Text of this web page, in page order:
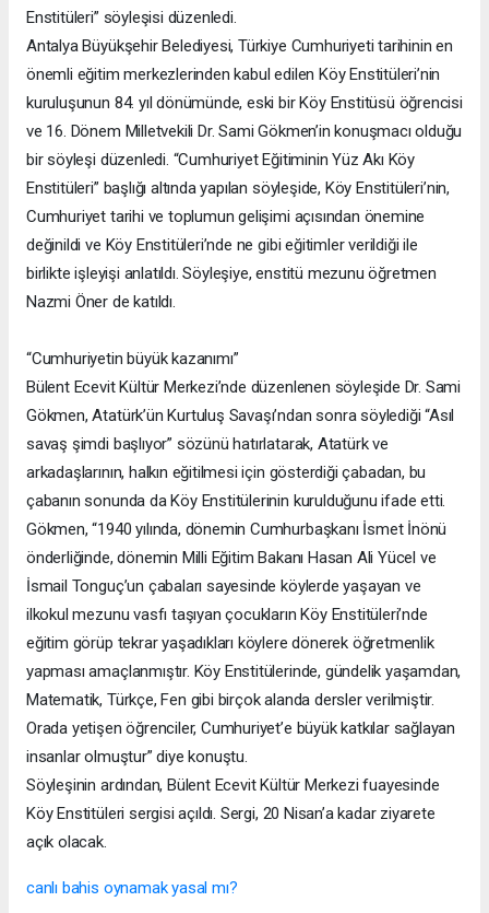
Enstitüleri” söyleşisi düzenledi.
Antalya Büyükşehir Belediyesi, Türkiye Cumhuriyeti tarihinin en
önemli eğitim merkezlerinden kabul edilen Köy Enstitüleri’nin
kuruluşunun 84. yıl dönümünde, eski bir Köy Enstitüsü öğrencisi
ve 16. Dönem Milletvekili Dr. Sami Gökmen’in konuşmacı olduğu
bir söyleşi düzenledi. “Cumhuriyet Eğitiminin Yüz Akı Köy
Enstitüleri” başlığı altında yapılan söyleşide, Köy Enstitüleri’nin,
Cumhuriyet tarihi ve toplumun gelişimi açısından önemine
değinildi ve Köy Enstitüleri’nde ne gibi eğitimler verildiği ile
birlikte işleyişi anlatıldı. Söyleşiye, enstitü mezunu öğretmen
Nazmi Öner de katıldı.
“Cumhuriyetin büyük kazanımı”
Bülent Ecevit Kültür Merkezi’nde düzenlenen söyleşide Dr. Sami
Gökmen, Atatürk’ün Kurtuluş Savaşı’ndan sonra söylediği “Asıl
savaş şimdi başlıyor” sözünü hatırlatarak, Atatürk ve
arkadaşlarının, halkın eğitilmesi için gösterdiği çabadan, bu
çabanın sonunda da Köy Enstitülerinin kurulduğunu ifade etti.
Gökmen, “1940 yılında, dönemin Cumhurbaşkanı İsmet İnönü
önderliğinde, dönemin Milli Eğitim Bakanı Hasan Ali Yücel ve
İsmail Tonguç’un çabaları sayesinde köylerde yaşayan ve
ilkokul mezunu vasfı taşıyan çocukların Köy Enstitüleri’nde
eğitim görüp tekrar yaşadıkları köylere dönerek öğretmenlik
yapması amaçlanmıştır. Köy Enstitülerinde, gündelik yaşamdan,
Matematik, Türkçe, Fen gibi birçok alanda dersler verilmiştir.
Orada yetişen öğrenciler, Cumhuriyet’e büyük katkılar sağlayan
insanlar olmuştur” diye konuştu.
Söyleşinin ardından, Bülent Ecevit Kültür Merkezi fuayesinde
Köy Enstitüleri sergisi açıldı. Sergi, 20 Nisan’a kadar ziyarete
açık olacak.
canlı bahis oynamak yasal mı?